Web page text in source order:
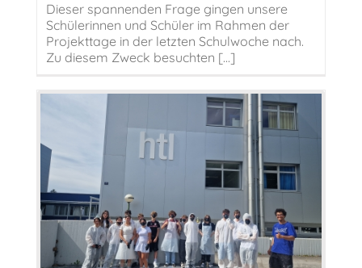
Dieser spannenden Frage gingen unsere
Schülerinnen und Schüler im Rahmen der
Projekttage in der letzten Schulwoche nach.
Zu diesem Zweck besuchten [...]